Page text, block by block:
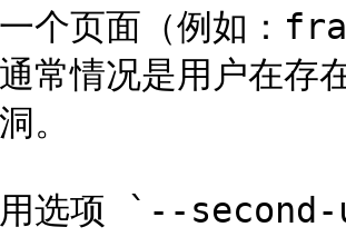
个页面（例如：
常情况是用户在存
。
用选项 `--